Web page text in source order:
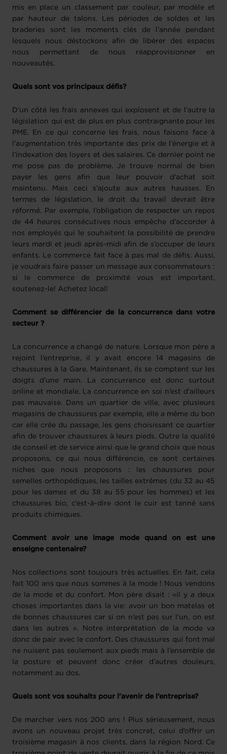
mis en place un classement par couleur, par modèle et
par hauteur de talons. Les périodes de soldes et les
braderies sont les moments clés de l’année pendant
lesquels nous déstockons afin de libérer des espaces
nous permettant de nous réapprovisionner en
nouveautés.
Quels sont vos principaux défis?
D’un côté les frais annexes qui explosent et de l’autre la
législation qui est de plus en plus contraignante pour les
PME. En ce qui concerne les frais, nous faisons face à
l’augmentation très importante des prix de l’énergie et à
l’indexation des loyers et des salaires. Ce dernier point ne
me pose pas de problème. Je trouve normal de bien
payer les gens afin que leur pouvoir d’achat soit
maintenu. Mais ceci s’ajoute aux autres hausses. En
termes de législation, le droit du travail devrait être
réformé. Par exemple, l’obligation de respecter un repos
de 44 heures consécutives nous empêche d’accorder à
nos employés qui le souhaitent la possibilité de prendre
leurs mardi et jeudi après-midi afin de s’occuper de leurs
enfants. Le commerce fait face à pas mal de défis. Aussi,
je voudrais faire passer un message aux consommateurs :
si le commerce de proximité vous est important,
soutenez-le! Achetez local!
Comment se différencier de la concurrence dans votre
secteur ?
La concurrence a changé de nature. Lorsque mon père a
rejoint l’entreprise, il y avait encore 14 magasins de
chaussures à la Gare. Maintenant, ils se comptent sur les
doigts d’une main. La concurrence est donc surtout
online et mondiale. La concurrence en soi n’est d’ailleurs
pas mauvaise. Dans un quartier de ville, avec plusieurs
magasins de chaussures par exemple, elle a même du bon
car elle crée du passage, les gens choisissant ce quartier
afin de trouver chaussures à leurs pieds. Outre la qualité
de conseil et de service ainsi que le grand choix que nous
proposons, ce qui nous différencie, ce sont certaines
niches que nous proposons : les chaussures pour
semelles orthopédiques, les tailles extrêmes (du 32 au 45
pour les dames et du 38 au 55 pour les hommes) et les
chaussures bio, c’est-à-dire dont le cuir est tanné sans
produits chimiques.
Comment avoir une image mode quand on est une
enseigne centenaire?
Nos collections sont toujours très actuelles. En fait, cela
fait 100 ans que nous sommes à la mode ! Nous vendons
de la mode et du confort. Mon père disait : «il y a deux
choses importantes dans la vie: avoir un bon matelas et
de bonnes chaussures car si on n’est pas sur l’un, on est
dans les autres ». Notre interprétation de la mode va
donc de pair avec le confort. Des chaussures qui font mal
ne nuisent pas seulement aux pieds mais à l’ensemble de
la posture et peuvent donc créer d’autres douleurs,
notamment au dos.
Quels sont vos souhaits pour l’avenir de l’entreprise?
De marcher vers nos 200 ans ! Plus sérieusement, nous
avons un nouveau projet très concret, celui d’offrir un
troisième magasin à nos clients, dans la région Nord. Ce